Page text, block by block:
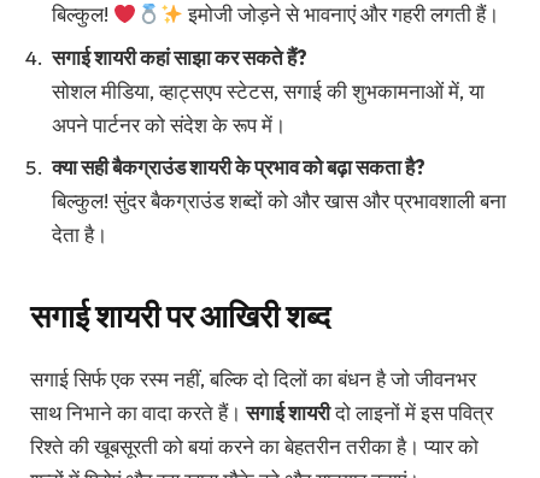
बिल्कुल!
इमोजी जोड़ने से भावनाएं और गहरी लगती हैं।
सगाई शायरी कहां साझा कर सकते हैं?
सोशल मीडिया, व्हाट्सएप स्टेटस, सगाई की शुभकामनाओं में, या
अपने पार्टनर को संदेश के रूप में।
क्या सही बैकग्राउंड शायरी के प्रभाव को बढ़ा सकता है?
बिल्कुल! सुंदर बैकग्राउंड शब्दों को और खास और प्रभावशाली बना
देता है।
सगाई शायरी पर आखिरी शब्द
सगाई सिर्फ एक रस्म नहीं, बल्कि दो दिलों का बंधन है जो जीवनभर
साथ निभाने का वादा करते हैं।सगाई शायरीदो लाइनों में इस पवित्र
रिश्ते की खूबसूरती को बयां करने का बेहतरीन तरीका है। प्यार को